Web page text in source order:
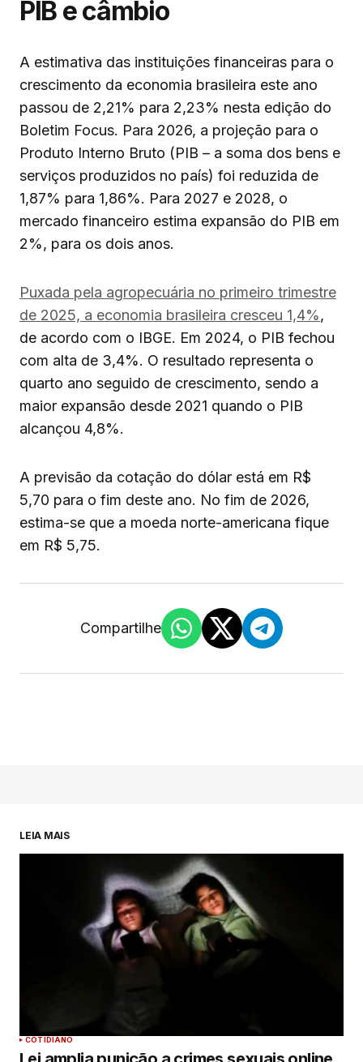
PIB e câmbio
A estimativa das instituições financeiras para o
crescimento da economia brasileira este ano
passou de 2,21% para 2,23% nesta edição do
Boletim Focus. Para 2026, a projeção para o
Produto Interno Bruto (PIB – a soma dos bens e
serviços produzidos no país) foi reduzida de
1,87% para 1,86%. Para 2027 e 2028, o
mercado financeiro estima expansão do PIB em
2%, para os dois anos.
Puxada pela agropecuária no primeiro trimestre
de 2025, a economia brasileira cresceu 1,4%,
de acordo com o IBGE. Em 2024, o PIB fechou
com alta de 3,4%. O resultado representa o
quarto ano seguido de crescimento, sendo a
maior expansão desde 2021 quando o PIB
alcançou 4,8%.
A previsão da cotação do dólar está em R$
5,70 para o fim deste ano. No fim de 2026,
estima-se que a moeda norte-americana fique
em R$ 5,75.
Compartilhe
LEIA MAIS
COTIDIANO